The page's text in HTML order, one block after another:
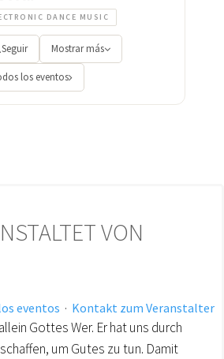
DANCE MUSIC
Seguir Mostrar más
los eventos
VON
eventos · Kontakt zum Veranstalter
Gottes Wer. Er hat uns durch
um Gutes zu tun. Damit